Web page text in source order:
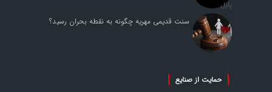
سنت قدیمی مهریه چگونه به نقطه بحران رسید؟
حمایت از صنایع